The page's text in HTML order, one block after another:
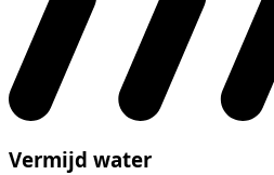
Vermijd water